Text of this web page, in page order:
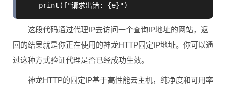
这段代码通过代理IP去访问一个查询IP地址的网站，返
回的结果就是你正在使用的神龙HTTP固定IP地址。你可以通
过这种方式验证代理是否已经成功生效。
神龙HTTP的固定IP基于高性能云主机，纯净度和可用率